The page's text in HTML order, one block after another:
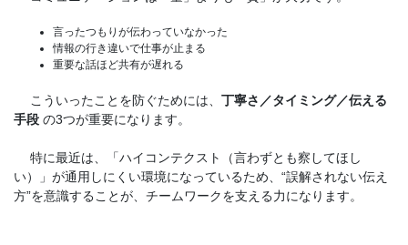
言ったつもりが伝わっていなかった
情報の行き違いで仕事が止まる
重要な話ほど共有が遅れる
こういったことを防ぐためには、丁寧さ／タイミング／伝える
手段 の3つが重要になります。
特に最近は、「ハイコンテクスト（言わずとも察してほし
い）」が通用しにくい環境になっているため、“誤解されない伝え
方”を意識することが、チームワークを支える力になります。